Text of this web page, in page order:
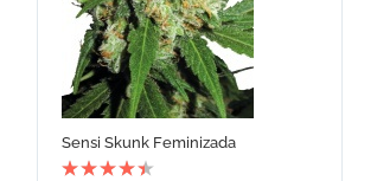
Sensi Skunk Feminizada